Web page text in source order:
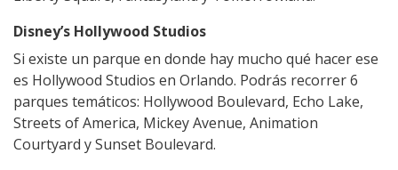
Disney’s Hollywood Studios
Si existe un parque en donde hay mucho qué hacer ese
es Hollywood Studios en Orlando. Podrás recorrer 6
parques temáticos: Hollywood Boulevard, Echo Lake,
Streets of America, Mickey Avenue, Animation
Courtyard y Sunset Boulevard.